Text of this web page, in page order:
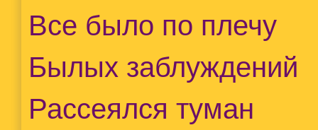
Все было по плечу
Былых заблуждений
Рассеялся туман